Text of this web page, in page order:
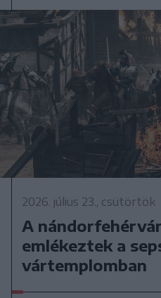
2026. július 23., csütörtök
A
emlékeztek a
vártemplomban